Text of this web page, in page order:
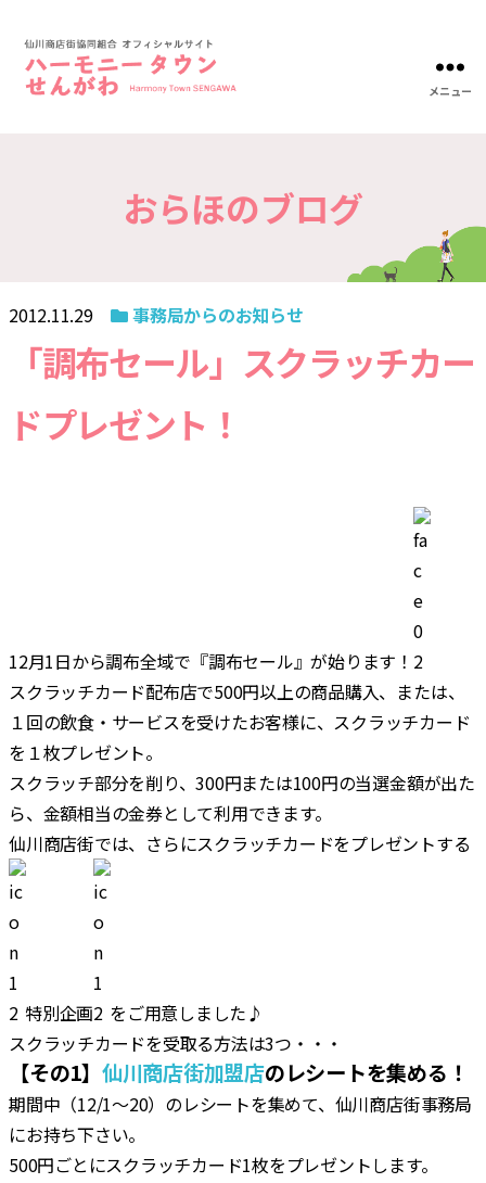
川-
仙
川
商
街
協
メニュー
おらほのブログ
2012.11.29 事務局からのお知らせ
「調布セール」スクラッチカー
ドプレゼント！
12月1日から調布全域で『調布セール』が始ります！
スクラッチカード配布店で500円以上の商品購入、または、
１回の飲食・サービスを受けたお客様に、スクラッチカード
を１枚プレゼント。
スクラッチ部分を削り、300円または100円の当選金額が出た
ら、金額相当の金券として利用できます。
仙川商店街では、さらにスクラッチカードをプレゼントする
特別企画
をご用意しました♪
スクラッチカードを受取る方法は3つ・・・
【その1】 仙川商店街加盟店のレシートを集める！
期間中（12/1～20）のレシートを集めて、仙川商店街事務局
にお持ち下さい。
500円ごとにスクラッチカード1枚をプレゼントします。